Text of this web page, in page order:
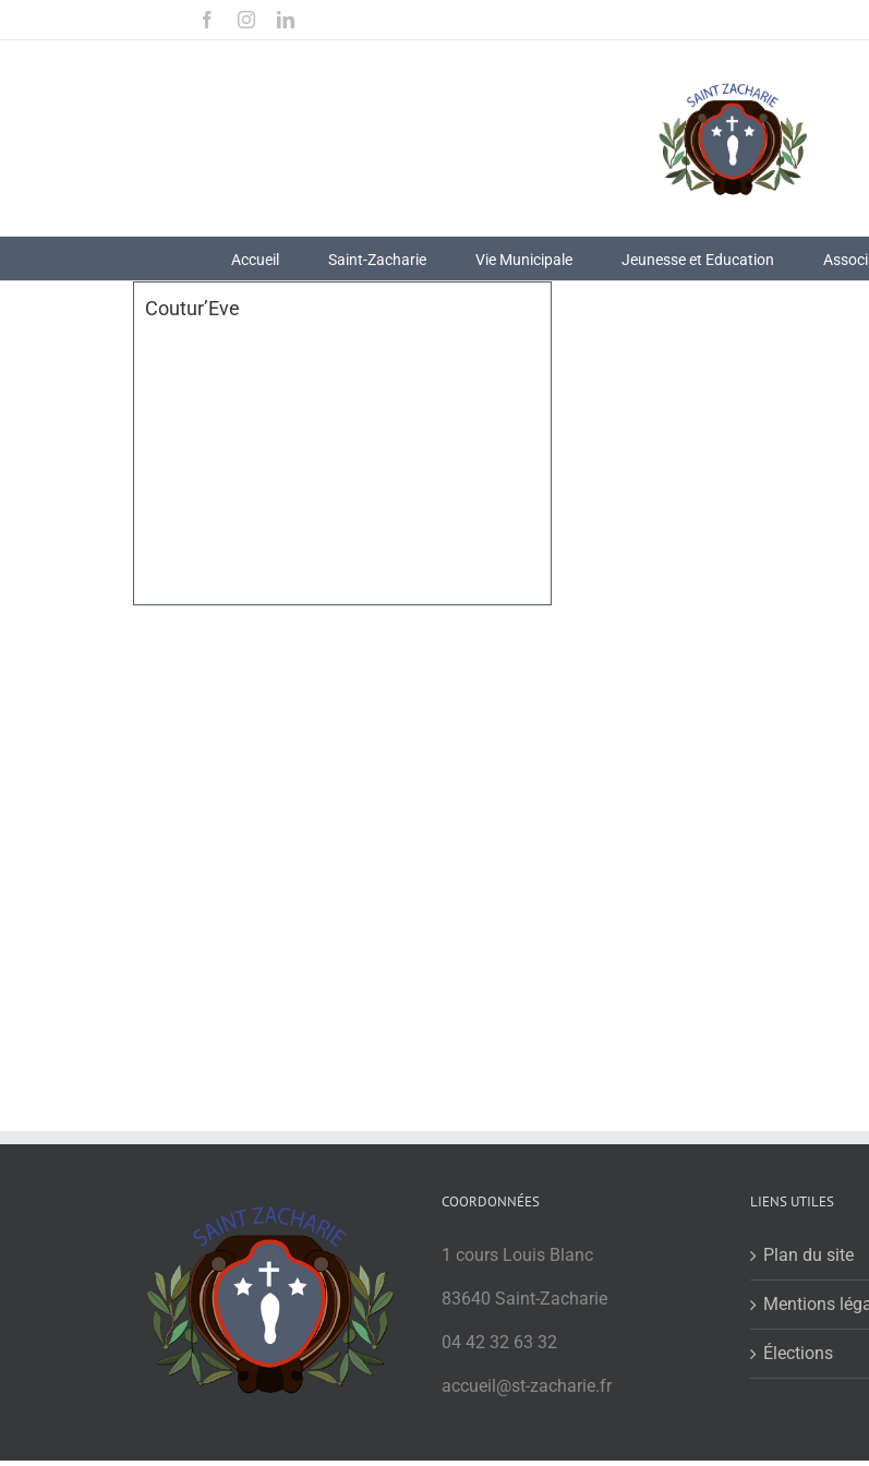
au
FacebookInstagramLinkedIn
Accueil Saint-Zacharie Vie Municipale Jeunesse et Education
Coutur’Eve
COORDONNÉES
1 cours Louis Blanc
83640 Saint-Zacharie
04 42 32 63 32
accueil@st-zacharie.fr
LIENS UTILES
Plan du site
Mentions
Élections